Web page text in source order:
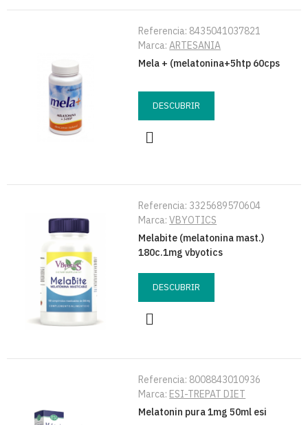
Referencia: 8435041037821
Marca:ARTESANIA
Mela + (melatonina+5htp 60cps
DESCUBRIR
Referencia: 3325689570604
Marca:VBYOTICS
Melabite (melatonina mast.)
180c.1mg vbyotics
DESCUBRIR
Referencia: 8008843010936
Marca: ESI-TREPAT DIET
Melatonin pura 1mg 50ml esi